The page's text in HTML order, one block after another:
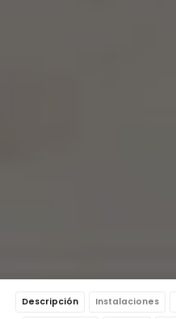
Descripción Instalaciones